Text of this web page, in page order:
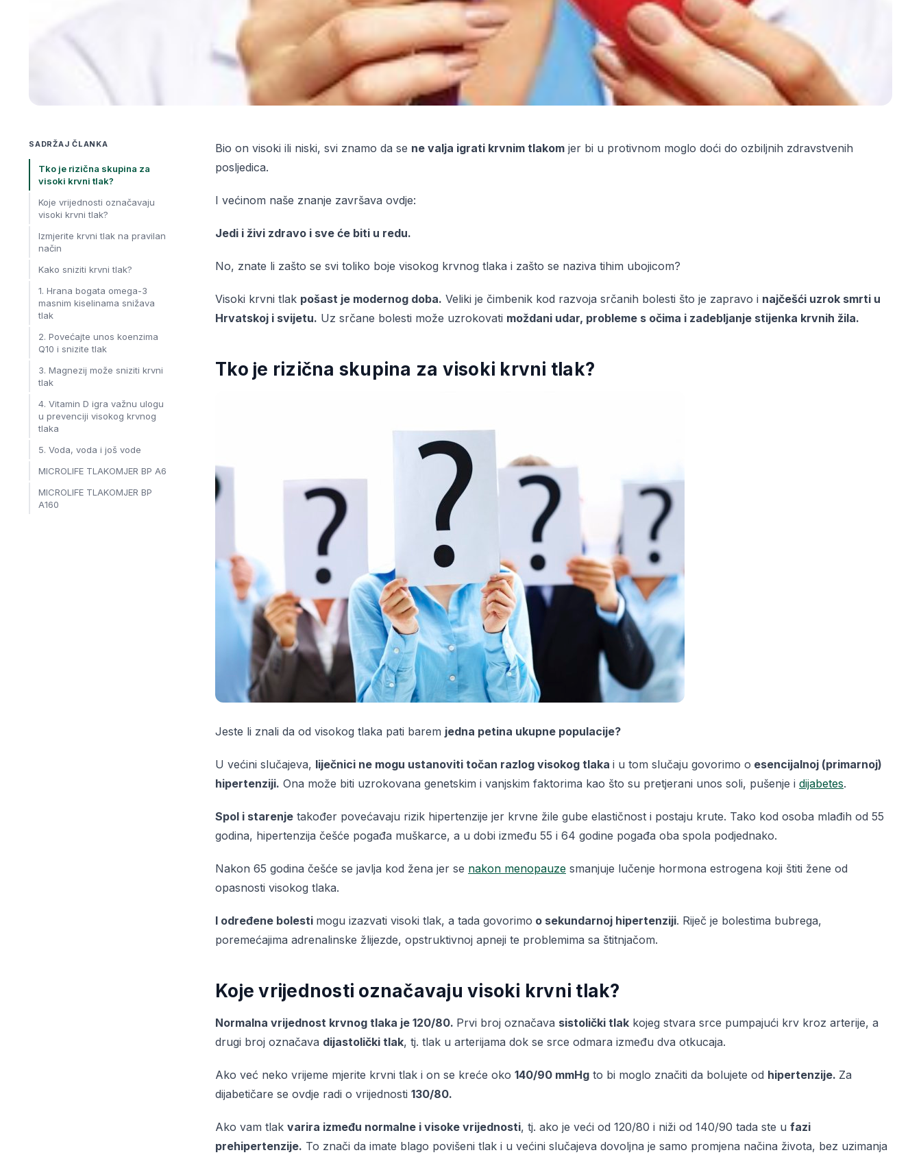
SADRŽAJ ČLANKA
Tko je rizična skupina za
visoki krvni tlak?
Koje vrijednosti označavaju
visoki krvni tlak?
Izmjerite krvni tlak na pravilan
način
Kako sniziti krvni tlak?
1. Hrana bogata omega-3
masnim kiselinama snižava
tlak
2. Povećajte unos koenzima
Q10 i snizite tlak
3. Magnezij može sniziti krvni
tlak
4. Vitamin D igra važnu ulogu
u prevenciji visokog krvnog
tlaka
5. Voda, voda i još vode
MICROLIFE TLAKOMJER BP A6
MICROLIFE TLAKOMJER BP
A160
Bio on visoki ili niski, svi znamo da se ne valja igrati krvnim tlakom jer bi u protivnom moglo doći do ozbiljnih zdravstvenih
posljedica.
I većinom naše znanje završava ovdje:
Jedi i živi zdravo i sve će biti u redu.
No, znate li zašto se svi toliko boje visokog krvnog tlaka i zašto se naziva tihim ubojicom?
Visoki krvni tlak pošast je modernog doba. Veliki je čimbenik kod razvoja srčanih bolesti što je zapravo i najčešći uzrok smrti u
Hrvatskoj i svijetu. Uz srčane bolesti može uzrokovati moždani udar, probleme s očima i zadebljanje stijenka krvnih žila.
Tko je rizična skupina za visoki krvni tlak?
Jeste li znali da od visokog tlaka pati barem jedna petina ukupne populacije?
U većini slučajeva, liječnici ne mogu ustanoviti točan razlog visokog tlaka i u tom slučaju govorimo o esencijalnoj (primarnoj)
hipertenziji. Ona može biti uzrokovana genetskim i vanjskim faktorima kao što su pretjerani unos soli, pušenje i dijabetes.
Spol i starenje također povećavaju rizik hipertenzije jer krvne žile gube elastičnost i postaju krute. Tako kod osoba mlađih od 55
godina, hipertenzija češće pogađa muškarce, a u dobi između 55 i 64 godine pogađa oba spola podjednako.
Nakon 65 godina češće se javlja kod žena jer se nakon menopauze smanjuje lučenje hormona estrogena koji štiti žene od
opasnosti visokog tlaka.
I određene bolesti mogu izazvati visoki tlak, a tada govorimo o sekundarnoj hipertenziji. Riječ je bolestima bubrega,
poremećajima adrenalinske žlijezde, opstruktivnoj apneji te problemima sa štitnjačom.
Koje vrijednosti označavaju visoki krvni tlak?
Normalna vrijednost krvnog tlaka je 120/80. Prvi broj označava sistolički tlak kojeg stvara srce pumpajući krv kroz arterije, a
drugi broj označava dijastolički tlak, tj. tlak u arterijama dok se srce odmara između dva otkucaja.
Ako već neko vrijeme mjerite krvni tlak i on se kreće oko 140/90 mmHg to bi moglo značiti da bolujete od hipertenzije. Za
dijabetičare se ovdje radi o vrijednosti 130/80.
Ako vam tlak varira između normalne i visoke vrijednosti, tj. ako je veći od 120/80 i niži od 140/90 tada ste u fazi
prehipertenzije. To znači da imate blago povišeni tlak i u većini slučajeva dovoljna je samo promjena načina života, bez uzimanja